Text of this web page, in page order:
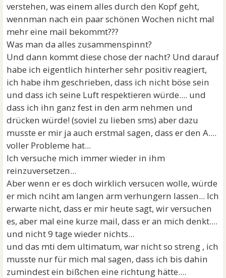
verstehen, was einem alles durch den Kopf geht,
wennman nach ein paar schönen Wochen nicht mal
mehr eine mail bekommt???
Was man da alles zusammenspinnt?
Und dann kommt diese chose der nacht? Und darauf
habe ich eigentlich hinterher sehr positiv reagiert,
ich habe ihm geschrieben, dass ich nicht böse sein
und dass ich seine Luft respektieren würde.... und
dass ich ihn ganz fest in den arm nehmen und
drücken würde! (soviel zu lieben sms) aber dazu
musste er mir ja auch erstmal sagen, dass er den A....
voller Probleme hat...
Ich versuche mich immer wieder in ihm
reinzuversetzen...
Aber wenn er es doch wirklich versucen wolle, würde
er mich nciht am langen arm verhungern lassen... Ich
erwarte nicht, dass er mir heute sagt, wir versuchen
es, aber mal eine kurze mail, dass er an mich denkt....
und nicht 9 tage wieder nichts...
und das mti dem ultimatum, war nicht so streng , ich
musste nur für mich mal sagen, dass ich bis dahin
zumindest ein bißchen eine richtung hätte....